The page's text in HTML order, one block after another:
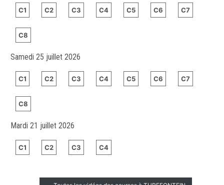
C1 C2 C3 C4 C5 C6 C7
C8
Samedi 25 juillet 2026
C1 C2 C3 C4 C5 C6 C7
C8
Mardi 21 juillet 2026
C1 C2 C3 C4